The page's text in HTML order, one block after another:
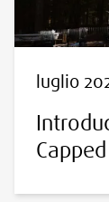
luglio